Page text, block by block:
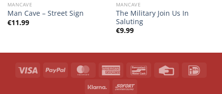
MANCAVE
Man Cave – Street Sign
€11.99
MANCAVE
The Military Join Us In
Saluting
€9.99